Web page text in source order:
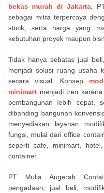
bekas murah di Jakarta ,
sebagai mitra terpercaya
stock, serta harga yang
kebutuhan proyek maupun
Tidak hanya sebatas jual
menjadi solusi ruang usaha
secara visual. Konsep
minimart menjadi tren
pembangunan lebih cepat,
dibanding bangunan
menyediakan layanan
fungsi, mulai dari office
seperti cafe, minimart,
container.
PT Mulia Augerah
pengadaan, jual beli,